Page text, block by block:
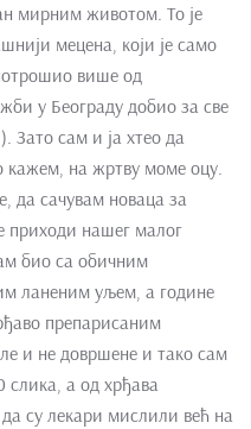
мирним животом. То је
мецена, који је само
више од
у Београду добио за све
Зато сам и ја хтео да
кажем, на жртву моме оцу.
да сачувам новаца за
приходи нашег малог
био са обичним
ланеним уљем, а године
препарисаним
и не довршене и тако сам
слика, а од хрђава
су лекари мислили већ на